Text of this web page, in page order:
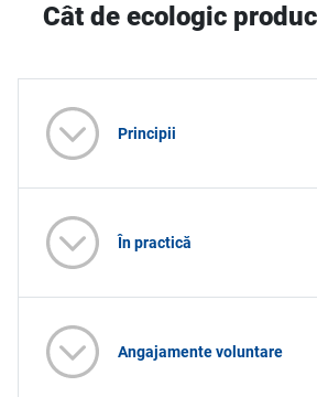
Cât de ecologic
Principii
În practică
Angajamente voluntare